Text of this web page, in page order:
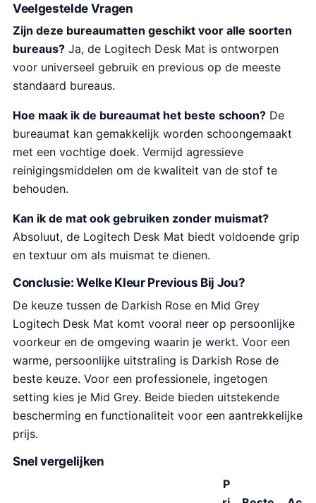
Veelgestelde Vragen
Zijn deze bureaumatten geschikt voor alle soorten
bureaus? Ja, de Logitech Desk Mat is ontworpen
voor universeel gebruik en previous op de meeste
standaard bureaus.
Hoe maak ik de bureaumat het beste schoon? De
bureaumat kan gemakkelijk worden schoongemaakt
met een vochtige doek. Vermijd agressieve
reinigingsmiddelen om de kwaliteit van de stof te
behouden.
Kan ik de mat ook gebruiken zonder muismat?
Absoluut, de Logitech Desk Mat biedt voldoende grip
en textuur om als muismat te dienen.
Conclusie: Welke Kleur Previous Bij Jou?
De keuze tussen de Darkish Rose en Mid Grey
Logitech Desk Mat komt vooral neer op persoonlijke
voorkeur en de omgeving waarin je werkt. Voor een
warme, persoonlijke uitstraling is Darkish Rose de
beste keuze. Voor een professionele, ingetogen
setting kies je Mid Grey. Beide bieden uitstekende
bescherming en functionaliteit voor een aantrekkelijke
prijs.
Snel vergelijken
P